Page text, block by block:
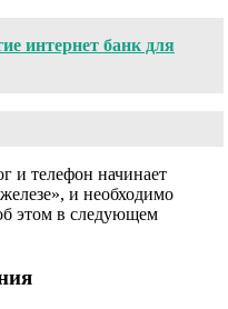
интернет банк для
и телефон начинает
и необходимо
этом в следующем